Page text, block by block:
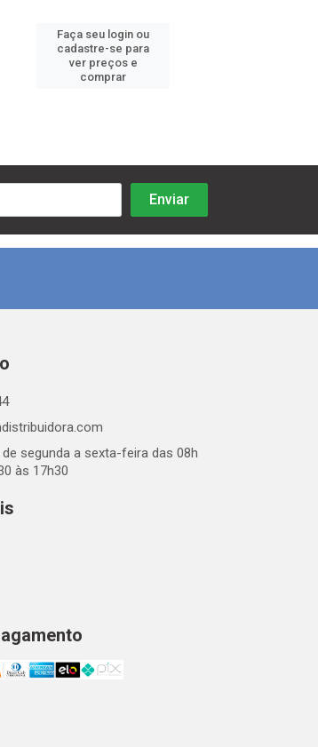
Faça seu login ou
cadastre-se para
ver preços e
comprar
segunda a sexta-feira das 08h
às 17h30